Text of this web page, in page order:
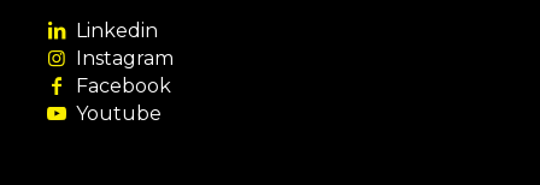
Linkedin
Instagram
Facebook
Youtube